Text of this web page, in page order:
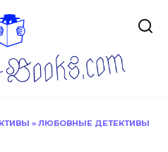
» ЛЮБОВНЫЕ ДЕТЕКТИВЫ